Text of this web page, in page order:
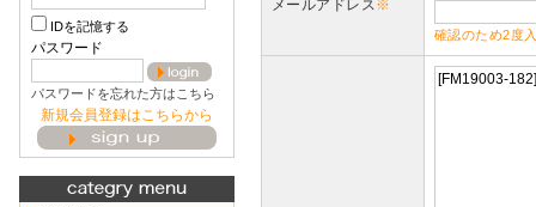
IDを記憶する
パスワード
パスワードを忘れた方はこちら
新規会員登録はこちらから
メールアドレス※
確認のため2度